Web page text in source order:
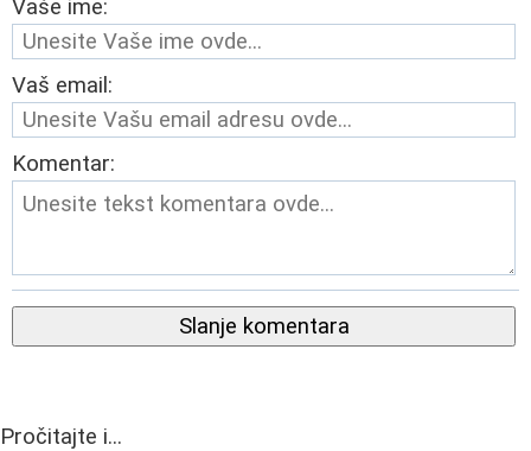
Vaše ime:
Vaš email:
Komentar:
Slanje komentara
Pročitajte i...